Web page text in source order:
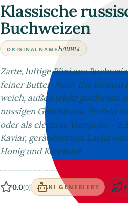
Klassische
Buchweizen
ORIGINALNAMEБлины
Zarte, luftige Blini aus
feiner Butter-Note. Die kleinen
weich, außen leicht goldbraun
nussigen Geschmack. Perfekt
oder als elegante Vorspeise –
Kaviar, geräuchertem Lachs
Honig und Konfitüre.
0.0(0) KI GENERIERT